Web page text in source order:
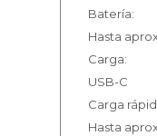
Batería:
Hasta
Carga:
USB-C
Carga
Hasta